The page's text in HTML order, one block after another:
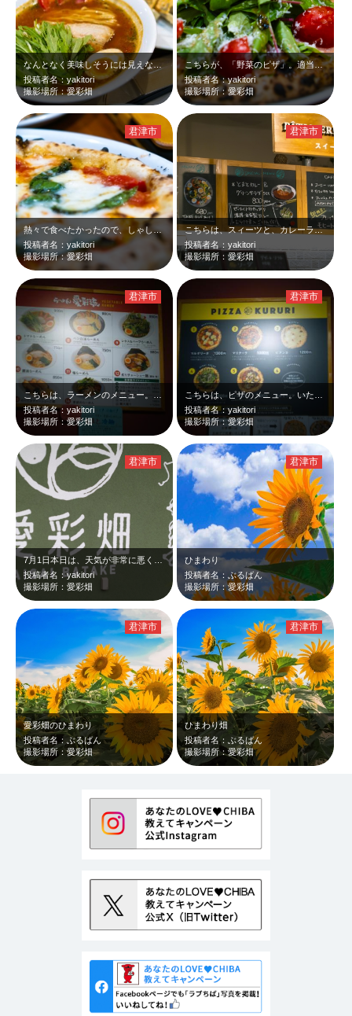
なんとなく美味しそうには見えないかもしれませんが、高齢になると、家系ラーメンよ…
投稿者名：yakitori
撮影場所：愛彩畑
こちらが、「野菜のピザ」。適当に撮影... ホームページはこちら。 …
投稿者名：yakitori
撮影場所：愛彩畑
熱々で食べたかったので、しゃしんは、おざなりです。ただ大きさがわかるように連れ…
投稿者名：yakitori
撮影場所：愛彩畑
君津市
こちらは、スィーツと、カレーライス。カレーも美味しそうでしたよ。今度は、ラーメ…
投稿者名：yakitori
撮影場所：愛彩畑
君津市
投稿者名：yakitori
撮影場所：愛彩畑
君津市
投稿者名：yakitori
撮影場所：愛彩畑
君津市
投稿者名：yakitori
撮影場所：愛彩畑
君津市
ひまわり
投稿者名：ぶるばん
撮影場所：愛彩畑
君津市
愛彩畑のひまわり
投稿者名：ぶるばん
撮影場所：愛彩畑
君津市
ひまわり畑
投稿者名：ぶるばん
撮影場所：愛彩畑
君津市